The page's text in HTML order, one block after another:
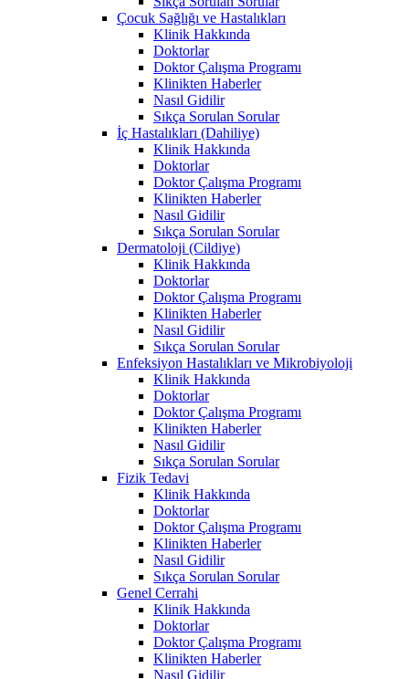
Çocuk Sağlığı ve Hastalıkları
Klinik Hakkında
Doktorlar
Doktor Çalışma Programı
Klinikten Haberler
Nasıl Gidilir
Sıkça Sorulan Sorular
İç Hastalıkları (Dahiliye)
Klinik Hakkında
Doktorlar
Doktor Çalışma Programı
Klinikten Haberler
Nasıl Gidilir
Sıkça Sorulan Sorular
Dermatoloji (Cildiye)
Klinik Hakkında
Doktorlar
Doktor Çalışma Programı
Klinikten Haberler
Nasıl Gidilir
Sıkça Sorulan Sorular
Enfeksiyon Hastalıkları ve Mikrobiyoloji
Klinik Hakkında
Doktorlar
Doktor Çalışma Programı
Klinikten Haberler
Nasıl Gidilir
Sıkça Sorulan Sorular
Fizik Tedavi
Klinik Hakkında
Doktorlar
Doktor Çalışma Programı
Klinikten Haberler
Nasıl Gidilir
Sıkça Sorulan Sorular
Genel Cerrahi
Klinik Hakkında
Doktorlar
Doktor Çalışma Programı
Klinikten Haberler
Nasıl Gidilir